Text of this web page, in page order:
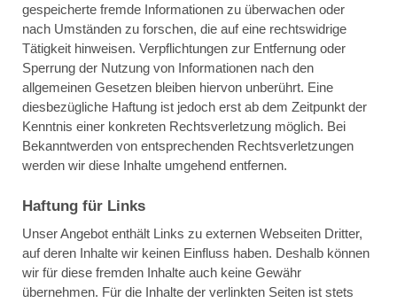
gespeicherte fremde Informationen zu überwachen oder
nach Umständen zu forschen, die auf eine rechtswidrige
Tätigkeit hinweisen. Verpflichtungen zur Entfernung oder
Sperrung der Nutzung von Informationen nach den
allgemeinen Gesetzen bleiben hiervon unberührt. Eine
diesbezügliche Haftung ist jedoch erst ab dem Zeitpunkt der
Kenntnis einer konkreten Rechtsverletzung möglich. Bei
Bekanntwerden von entsprechenden Rechtsverletzungen
werden wir diese Inhalte umgehend entfernen.
Haftung für Links
Unser Angebot enthält Links zu externen Webseiten Dritter,
auf deren Inhalte wir keinen Einfluss haben. Deshalb können
wir für diese fremden Inhalte auch keine Gewähr
übernehmen. Für die Inhalte der verlinkten Seiten ist stets